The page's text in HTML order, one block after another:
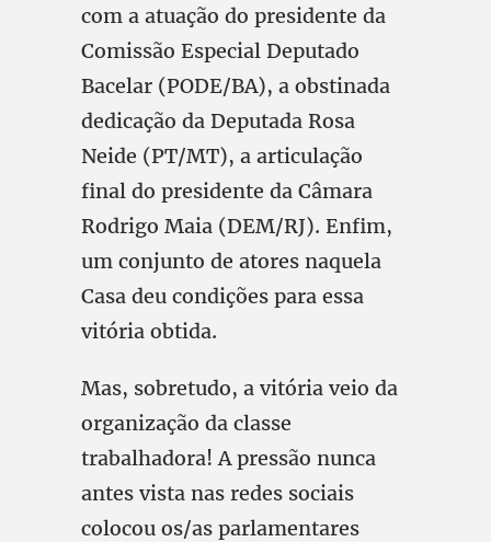
com a atuação do presidente da
Comissão Especial Deputado
Bacelar (PODE/BA), a obstinada
dedicação da Deputada Rosa
Neide (PT/MT), a articulação
final do presidente da Câmara
Rodrigo Maia (DEM/RJ). Enfim,
um conjunto de atores naquela
Casa deu condições para essa
vitória obtida.
Mas, sobretudo, a vitória veio da
organização da classe
trabalhadora! A pressão nunca
antes vista nas redes sociais
colocou os/as parlamentares